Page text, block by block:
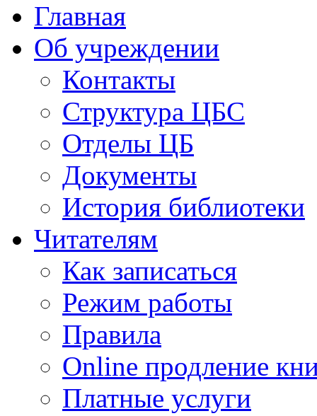
Главная
Об учреждении
Контакты
Структура ЦБС
Отделы ЦБ
Документы
История библиотеки
Читателям
Как записаться
Режим работы
Правила
Online продление
Платные услуги